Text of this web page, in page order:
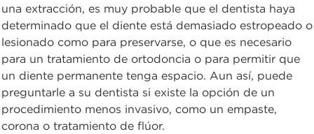
una extracción, es muy probable que el dentista haya
determinado que el diente está demasiado estropeado o
lesionado como para preservarse, o que es necesario
para un tratamiento de ortodoncia o para permitir que
un diente permanente tenga espacio. Aun así, puede
preguntarle a su dentista si existe la opción de un
procedimiento menos invasivo, como un empaste,
corona o tratamiento de flúor.